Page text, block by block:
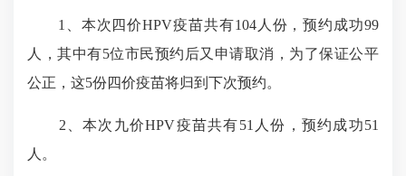
1、本次四价HPV疫苗共有104人份，预约成功99
人，其中有5位市民预约后又申请取消，为了保证公平
公正，这5份四价疫苗将归到下次预约。
2、本次九价HPV疫苗共有51人份，预约成功51
人。